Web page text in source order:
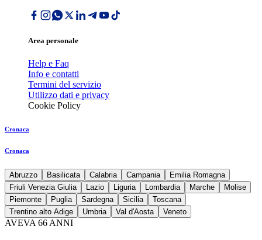
Area personale
Help e Faq
Info e contatti
Termini del servizio
Utilizzo dati e privacy
Cookie Policy
Cronaca
Cronaca
Abruzzo Basilicata Calabria Campania
Emilia Romagna
Friuli Venezia Giulia
Lazio Liguria Lombardia Marche
Molise
Piemonte
Puglia Sardegna Sicilia
Toscana
Trentino alto Adige
Umbria Val d'Aosta Veneto
AVEVA 66 ANNI